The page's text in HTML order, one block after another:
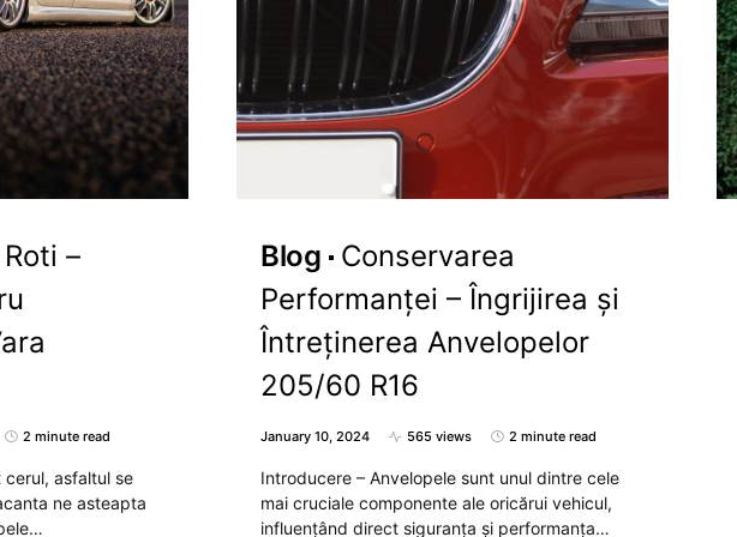
–
2 minute read
asfaltul se
ne asteapta
Blog
Conservarea
Performanței – Îngrijirea și
Întreținerea Anvelopelor
205/60 R16
January 10, 2024 565 views 2 minute read
Introducere – Anvelopele sunt unul dintre cele
mai cruciale componente ale oricărui vehicul,
influențând direct siguranța și performanța…